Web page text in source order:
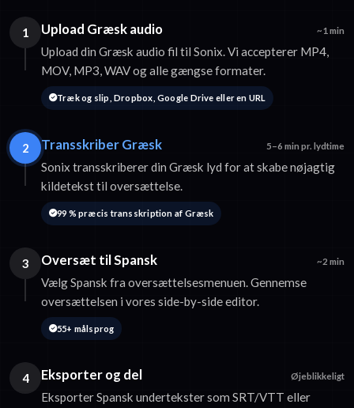
1 Upload Græsk audio ~1 min
Upload din Græsk audio fil til Sonix. Vi accepterer MP4,
MOV, MP3, WAV og alle gængse formater.
Træk og slip, Dropbox, Google Drive eller en URL
2 Transskriber Græsk 5–6 min pr. lydtime
Sonix transskriberer din Græsk lyd for at skabe nøjagtig
kildetekst til oversættelse.
99 % præcis transskription af Græsk
3 Oversæt til Spansk ~2 min
Vælg Spansk fra oversættelsesmenuen. Gennemse
oversættelsen i vores side-by-side editor.
55+ målsprog
4 Eksporter og del Øjeblikkeligt
Eksporter Spansk undertekster som SRT/VTT eller